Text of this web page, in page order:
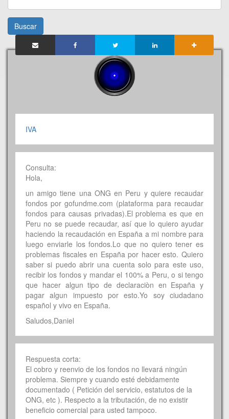
Buscar
IVA
Consulta:
Hola,
un amigo tiene una ONG en Peru y quiere recaudar
fondos por gofundme.com (plataforma para recaudar
fondos para causas privadas).El problema es que en
Peru no se puede recaudar, así que lo quiero ayudar
haciendo la recaudación en España a mi nombre para
luego enviarle los fondos.Lo que no quiero tener es
problemas fiscales en España por hacer esto. Quiero
saber si puedo abrir una cuenta solo para este uso,
recibir los fondos y mandar el 100% a Peru, o si tengo
que hacer algun tipo de declaraciòn en España y
pagar algun impuesto por esto.Yo soy ciudadano
español y vivo en España.
Saludos,Daniel
Respuesta corta:
El cobro y reenvio de los fondos no llevará ningún
problema. Siempre y cuando esté debidamente
documentado ( Petición del servicio, estatutos de la
ONG, etc ). Respecto a la tributación, de no existir
beneficio comercial para usted tampoco.